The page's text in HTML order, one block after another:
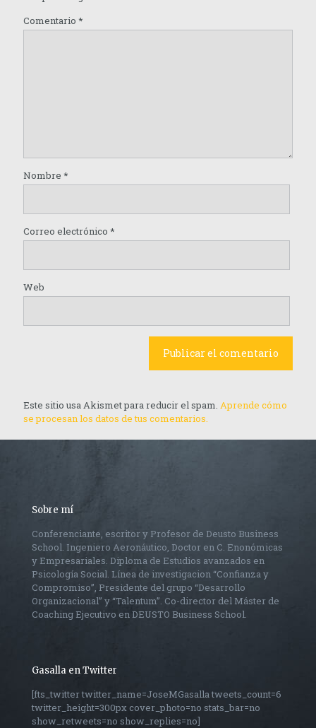
Comentario *
Nombre *
Correo electrónico *
Web
Este sitio usa Akismet para reducir el spam. Aprende cómo
se procesan los datos de tus comentarios.
Sobre mí
Conferenciante, escritor y Profesor de Deusto Business
School. Ingeniero Aeronáutico, Doctor en C. Enonómicas
y Empresariales. Diploma de Estudios avanzados en
Psicología Social. Línea de investigacion “Confianza y
Compromiso”, Presidente del grupo “Desarrollo
Organizacional” y “Talentum”. Co-director del Máster de
Coaching Ejecutivo en DEUSTO Business School.
Gasalla en Twitter
[fts_twitter twitter_name=JoseMGasalla tweets_count=6
twitter_height=300px cover_photo=no stats_bar=no
show_retweets=no show_replies=no]